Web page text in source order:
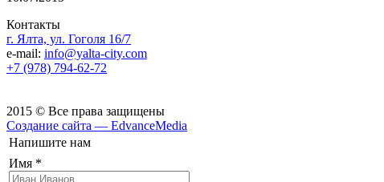
Контакты
г. Ялта, ул. Гоголя 16/7
e-mail: info@yalta-city.com
+7 (978) 794-62-72
2015 © Все права защищены
Создание сайта — EdvanceMedia
Напишите нам
Имя *